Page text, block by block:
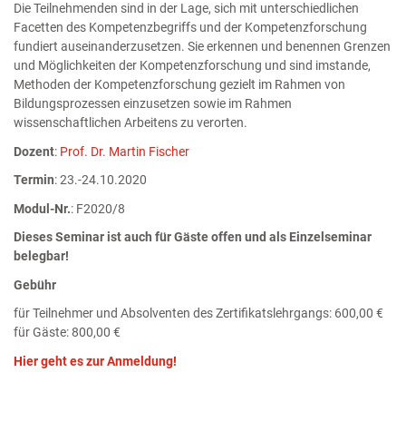
Die Teilnehmenden sind in der Lage, sich mit unterschiedlichen
Facetten des Kompetenzbegriffs und der Kompetenzforschung
fundiert auseinanderzusetzen. Sie erkennen und benennen Grenzen
und Möglichkeiten der Kompetenzforschung und sind imstande,
Methoden der Kompetenzforschung gezielt im Rahmen von
Bildungsprozessen einzusetzen sowie im Rahmen
wissenschaftlichen Arbeitens zu verorten.
Dozent: Prof. Dr. Martin Fischer
Termin: 23.-24.10.2020
Modul-Nr.: F2020/8
Dieses Seminar ist auch für Gäste offen und als Einzelseminar
belegbar!
Gebühr
für Teilnehmer und Absolventen des Zertifikatslehrgangs: 600,00 €
für Gäste: 800,00 €
Hier geht es zur Anmeldung!